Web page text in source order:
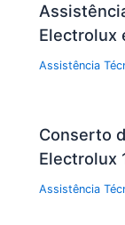
Electrolux
Assistência
Conserto
Electrolux
Assistência